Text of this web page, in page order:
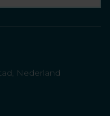
Nederland